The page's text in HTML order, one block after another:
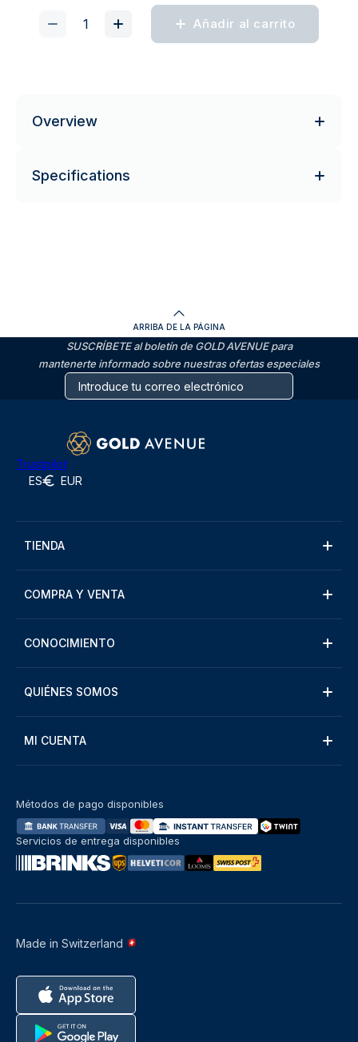
Añadir al carrito
Overview
Specifications
ARRIBA DE LA PÁGINA
SUSCRÍBETE al boletín de GOLD AVENUE para
mantenerte informado sobre nuestras ofertas especiales
Trustpilot
ES EUR
TIENDA
COMPRA Y VENTA
CONOCIMIENTO
QUIÉNES SOMOS
MI CUENTA
Made in Switzerland
Métodos de pago disponibles
Servicios de entrega disponibles